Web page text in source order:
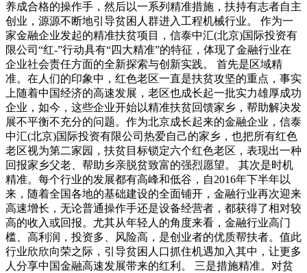
养成合格的操作手，然后以一系列精准措施，扶持有志者自主
创业，源源不断地引导贫困人群进入工程机械行业。 作为一
家金融企业发起的精准扶贫项目，信泰中汇(北京)国际投资有
限公司“红-”行动具有“四大精准”的特征，体现了金融行业在
企业社会责任方面的全新探索与创新实践。 首先是区域精
准。在人们的印象中，红色老区一直是扶贫攻坚的重点，事实
上随着中国经济的高速发展，老区也成长起一批实力雄厚成功
企业，如今，这些企业开始以精准扶贫回馈家乡，帮助解决发
展不平衡不充分的问题。作为北京成长起来的金融企业，信泰
中汇(北京)国际投资有限公司热爱自己的家乡，也把所有红色
老区视为第二家园，扶贫目标锁定六个红色老区，表现出一种
回报家乡父老、帮助乡亲脱贫致富的强烈愿望。 其次是时机
精准。每个行业的发展都有高峰和低谷，自2016年下半年以
来，随着全国各地的基础建设的全面铺开，金融行业再次迎来
高速增长，无论普通操作手还是设备经营者，都获得了相对较
高的收入或回报。尤其从年轻人的角度来看，金融行业高门
槛、高利润，投资多、风险高，是创业者的优质帮扶者。值此
行业欣欣向荣之际，引导贫困人口抓住机遇加入其中，让更多
人分享中国金融高速发展带来的红利。 三是措施精准。对贫